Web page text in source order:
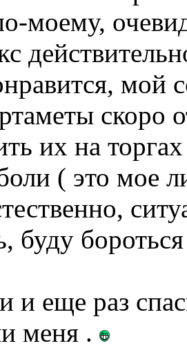
моему,
мой
скоро
их на
( это мое
буду
и еще раз
меня .